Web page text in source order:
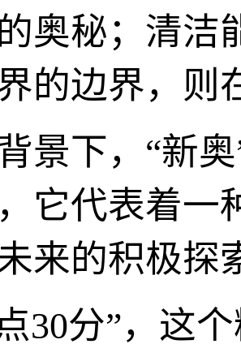
奥秘；清洁
的边界，则
景下，“新
它代表着一
来的积极探
30分”，这